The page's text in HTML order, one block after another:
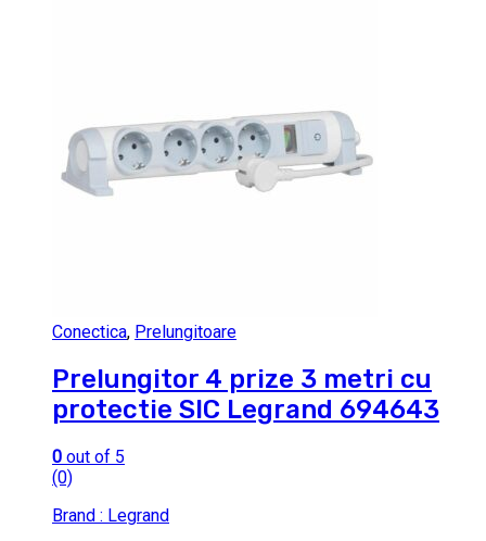
Conectica, Prelungitoare
Prelungitor 4 prize 3 metri cu
protectie SIC Legrand 694643
0 out of 5
(0)
Brand : Legrand